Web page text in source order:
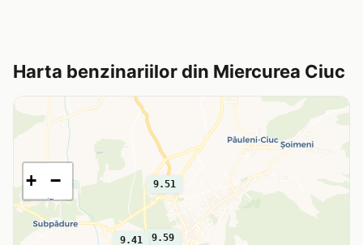
Harta benzinariilor din Miercurea Ciuc
9.51
9.41 9.59
+ −